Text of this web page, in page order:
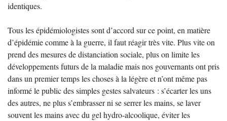
identiques.
Tous les épidémiologistes sont d’accord sur ce point, en matière
d’épidémie comme à la guerre, il faut réagir très vite. Plus vite on
prend des mesures de distanciation sociale, plus on limite les
développements futurs de la maladie mais nos gouvernants ont pris
dans un premier temps les choses à la légère et n’ont même pas
informé le public des simples gestes salvateurs : s’écarter les uns
des autres, ne plus s’embrasser ni se serrer les mains, se laver
souvent les mains avec du gel hydro-alcoolique, éviter les